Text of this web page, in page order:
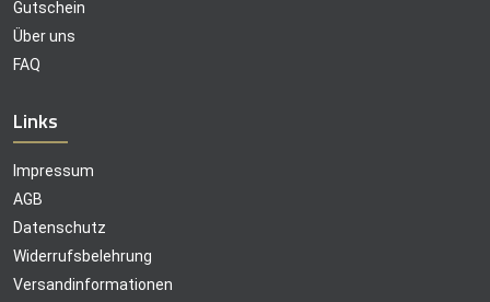
Gutschein
Über uns
FAQ
Links
Impressum
AGB
Datenschutz
Widerrufsbelehrung
Versandinformationen